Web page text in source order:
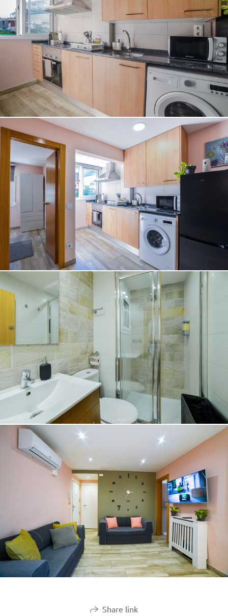
Share link